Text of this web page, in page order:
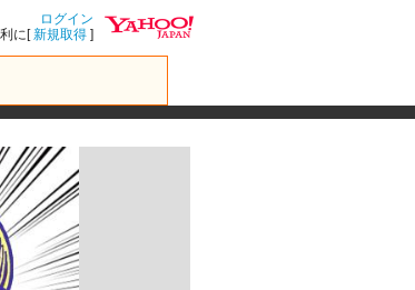
ログイン
に[新規取得 ]